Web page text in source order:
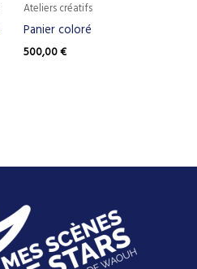
Ateliers créatifs
Panier coloré
500,00€